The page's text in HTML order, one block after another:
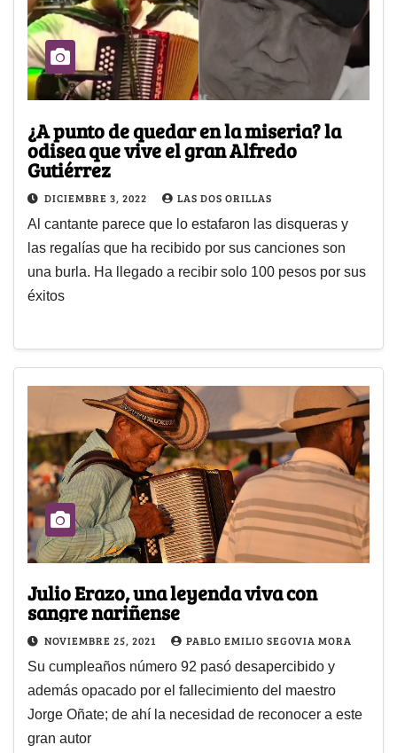
¿A punto de quedar en la miseria? la
odisea que vive el gran Alfredo
Gutiérrez
DICIEMBRE 3, 2022 LAS DOS ORILLAS
Al cantante parece que lo estafaron las disqueras y
las regalías que ha recibido por sus canciones son
una burla. Ha llegado a recibir solo 100 pesos por sus
éxitos
Julio Erazo, una leyenda viva con
sangre nariñense
NOVIEMBRE 25, 2021 PABLO EMILIO SEGOVIA MORA
Su cumpleaños número 92 pasó desapercibido y
además opacado por el fallecimiento del maestro
Jorge Oñate; de ahí la necesidad de reconocer a este
gran autor